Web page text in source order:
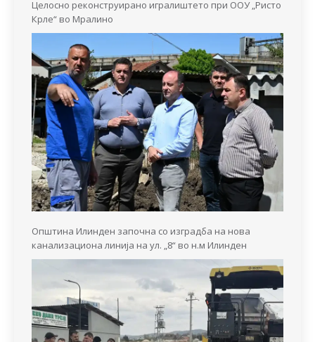
Целосно реконструирано игралиштето при ООУ „Ристо
Крле“ во Мралино
Општина Илинден започна со изградба на нова
канализациона линија на ул. „8“ во н.м Илинден